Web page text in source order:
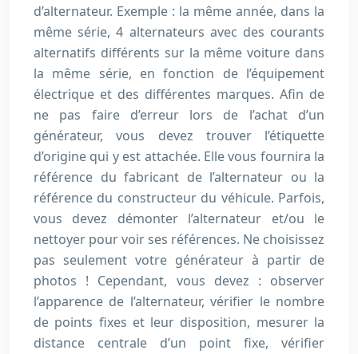
d’alternateur. Exemple : la même année, dans la
même série, 4 alternateurs avec des courants
alternatifs différents sur la même voiture dans
la même série, en fonction de l’équipement
électrique et des différentes marques. Afin de
ne pas faire d’erreur lors de l’achat d’un
générateur, vous devez trouver l’étiquette
d’origine qui y est attachée. Elle vous fournira la
référence du fabricant de l’alternateur ou la
référence du constructeur du véhicule. Parfois,
vous devez démonter l’alternateur et/ou le
nettoyer pour voir ses références. Ne choisissez
pas seulement votre générateur à partir de
photos ! Cependant, vous devez : observer
l’apparence de l’alternateur, vérifier le nombre
de points fixes et leur disposition, mesurer la
distance centrale d’un point fixe, vérifier